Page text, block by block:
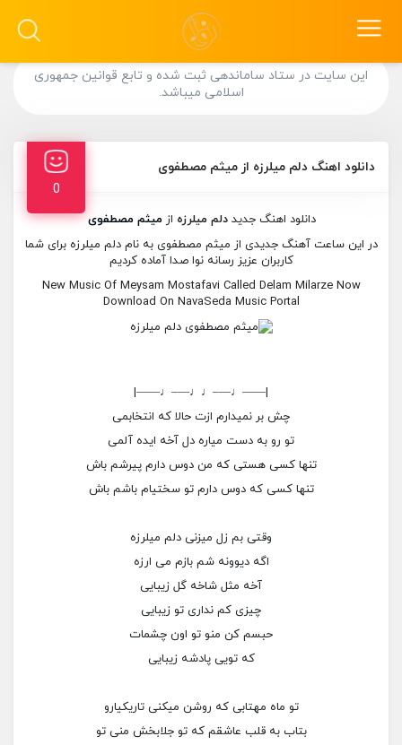
این سایت در ستاد ساماندهی ثبت شده و تابع قوانین جمهوری
اسلامی میباشد.
دانلود اهنگ دلم میلرزه از میثم مصطفوی
0
دانلود اهنگ جدید دلم میلرزه از میثم مصطفوی
در این ساعت آهنگ جدیدی از میثم مصطفوی به نام دلم میلرزه برای شما
کاربران عزیز رسانه نوا صدا آماده کردیم
New Music Of Meysam Mostafavi Called Delam Milarze Now
Download On NavaSeda Music Portal
|——♩—–♩♩—–♩——|
چش بر نمیدارم ازت حالا که انتخابمی
تو رو به دست میاره دل آخه ایده آلمی
تنها کسی هستی که من دوس دارم پیرشم باش
تنها کسی که دوس دارم تو سختیام باشم باش
وقتی بم زل میزنی دلم میلرزه
اگه دیوونه شم بازم می ارزه
آخه مثل شاخه گل زیبایی
چیزی کم نداری تو زیبایی
حبسم کن منو تو اون چشمات
که تویی پادشه زیبایی
تو ماه مهتابی که روشن میکنی تاریکیارو
بتاب به قلب عاشقم که تو جلابخش منی تو